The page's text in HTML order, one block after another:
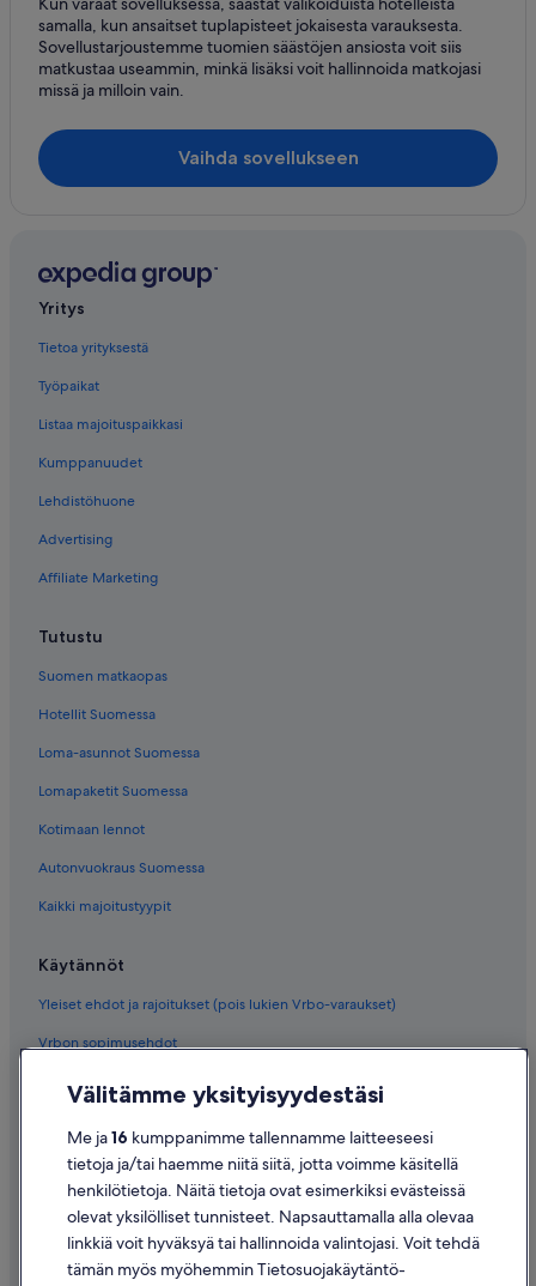
samalla, kun ansaitset tuplapisteet jokaisesta varauksesta.
Sovellustarjoustemme tuomien säästöjen ansiosta voit siis
matkustaa useammin, minkä lisäksi voit hallinnoida matkojasi
missä ja milloin vain.
Vaihda sovellukseen
Yritys
Tietoa yrityksestä
Työpaikat
Listaa majoituspaikkasi
Kumppanuudet
Lehdistöhuone
Advertising
Affiliate Marketing
Tutustu
Suomen matkaopas
Hotellit Suomessa
Loma-asunnot Suomessa
Lomapaketit Suomessa
Kotimaan lennot
Autonvuokraus Suomessa
Kaikki majoitustyypit
Käytännöt
Yleiset ehdot ja rajoitukset (pois lukien Vrbo-varaukset)
Vrbon sopimusehdot
Evästeet
Käyttöehdot
Oikeudelliset tiedot / ota meihin yhteyttä
Sisältövaatimukset ja ilmoituksen tekeminen sisällöstä
Välitämme yksityisyydestäsi
Me ja16 kumppanimme tallennamme laitteeseesi
tietoja ja/tai haemme niitä siitä, jotta voimme käsitellä
henkilötietoja. Näitä tietoja ovat esimerkiksi evästeissä
olevat yksilölliset tunnisteet. Napsauttamalla alla olevaa
linkkiä voit hyväksyä tai hallinnoida valintojasi. Voit tehdä
tämän myös myöhemmin Tietosuojakäytäntö-